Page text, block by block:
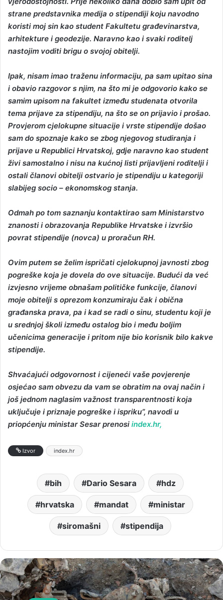
strane predstavnika medija o stipendiji koju navodno
koristi moj sin kao student Fakultetu građevinarstva,
arhitekture i geodezije. Naravno kao i svaki roditelj
nastojim voditi brigu o svojoj obitelji.
Ipak, nisam imao traženu informaciju, pa sam upitao sina
i obavio razgovor s njim, na što mi je odgovorio kako se
samim upisom na fakultet između studenata otvorila
tema prijave za stipendiju, na što se on prijavio i prošao.
Provjerom cjelokupne situacije i vrste stipendije došao
sam do spoznaje kako se zbog njegovog studiranja i
prijave u Republici Hrvatskoj, gdje naravno kao student
živi samostalno i nisu na kućnoj listi prijavljeni roditelji i
ostali članovi obitelji ostvario je stipendiju u kategoriji
slabijeg socio – ekonomskog stanja.
Odmah po tom saznanju kontaktirao sam Ministarstvo
znanosti i obrazovanja Republike Hrvatske i izvršio
povrat stipendije (novca) u proračun RH.
Ovim putem se želim ispričati cjelokupnoj javnosti zbog
pogreške koja je dovela do ove situacije. Budući da već
izvjesno vrijeme obnašam političke funkcije, članovi
moje obitelji s oprezom konzumiraju čak i obična
građanska prava, pa i kad se radi o sinu, studentu koji je
u srednjoj školi između ostalog bio i među boljim
učenicima generacije i pritom nije bio korisnik bilo kakve
stipendije.
Shvaćajući odgovornost i cijeneći vaše povjerenje
osjećao sam obvezu da vam se obratim na ovaj način i
još jednom naglasim važnost transparentnosti koja
uključuje i priznaje pogreške i ispriku”, navodi u
priopćenju ministar Sesar prenosi index.hr,
Izvor index.hr
bih Dario Sesara hdz
hrvatska mandat ministar
siromašni stipendija